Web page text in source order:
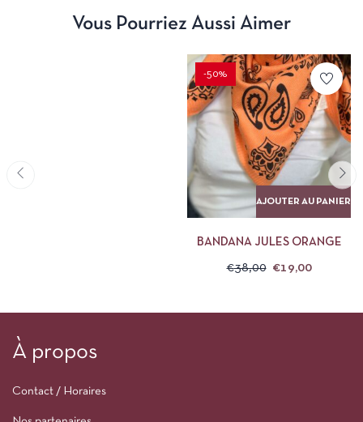
Vous Pourriez Aussi Aimer
-50%
AJOUTER AU PANIER
BANDANA JULES ORANGE
€38,00 €19,00
À propos
Contact / Horaires